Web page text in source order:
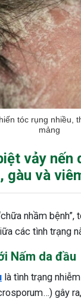
tóc rụng nhiều,
mảng
vảy nến
gàu và
nhầm bệnh”,
các tình trạng
Nấm da đầu
là tình trạng
gây